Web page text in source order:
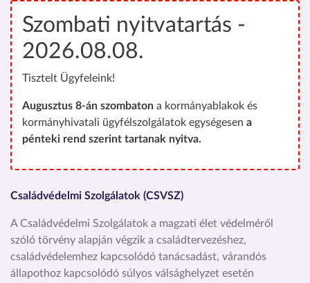
Szombati nyitvatartás -
2026.08.08.
Tisztelt Ügyfeleink!
Augusztus 8-án szombaton a kormányablakok és
kormányhivatali ügyfélszolgálatok egységesen a
pénteki rend szerint tartanak nyitva.
Családvédelmi Szolgálatok (CSVSZ)
A Családvédelmi Szolgálatok a magzati élet védelméről
szóló törvény alapján végzik a családtervezéshez,
családvédelemhez kapcsolódó tanácsadást, várandós
állapothoz kapcsolódó súlyos válsághelyzet esetén